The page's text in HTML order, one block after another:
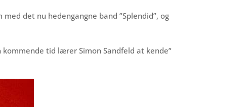
det nu hedengangne band ”Splendid”, og
tid lærer Simon Sandfeld at kende”